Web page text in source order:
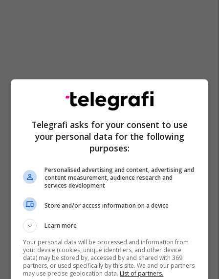
Telegrafi asks for your consent to use
your personal data for the following
purposes:
Personalised advertising and content, advertising and
content measurement, audience research and
services development
Store and/or access information on a device
Learn more
Your personal data will be processed and information from
your device (cookies, unique identifiers, and other device
data) may be stored by, accessed by and shared with 369
partners, or used specifically by this site. We and our partners
may use precise geolocation data. List of partners.